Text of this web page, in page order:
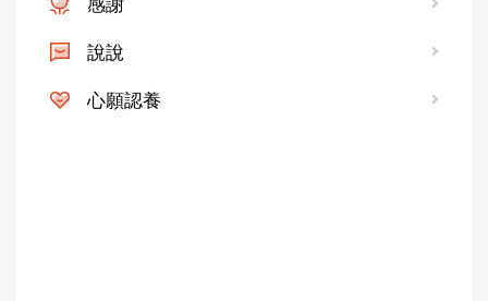
感謝
說說
心願認養